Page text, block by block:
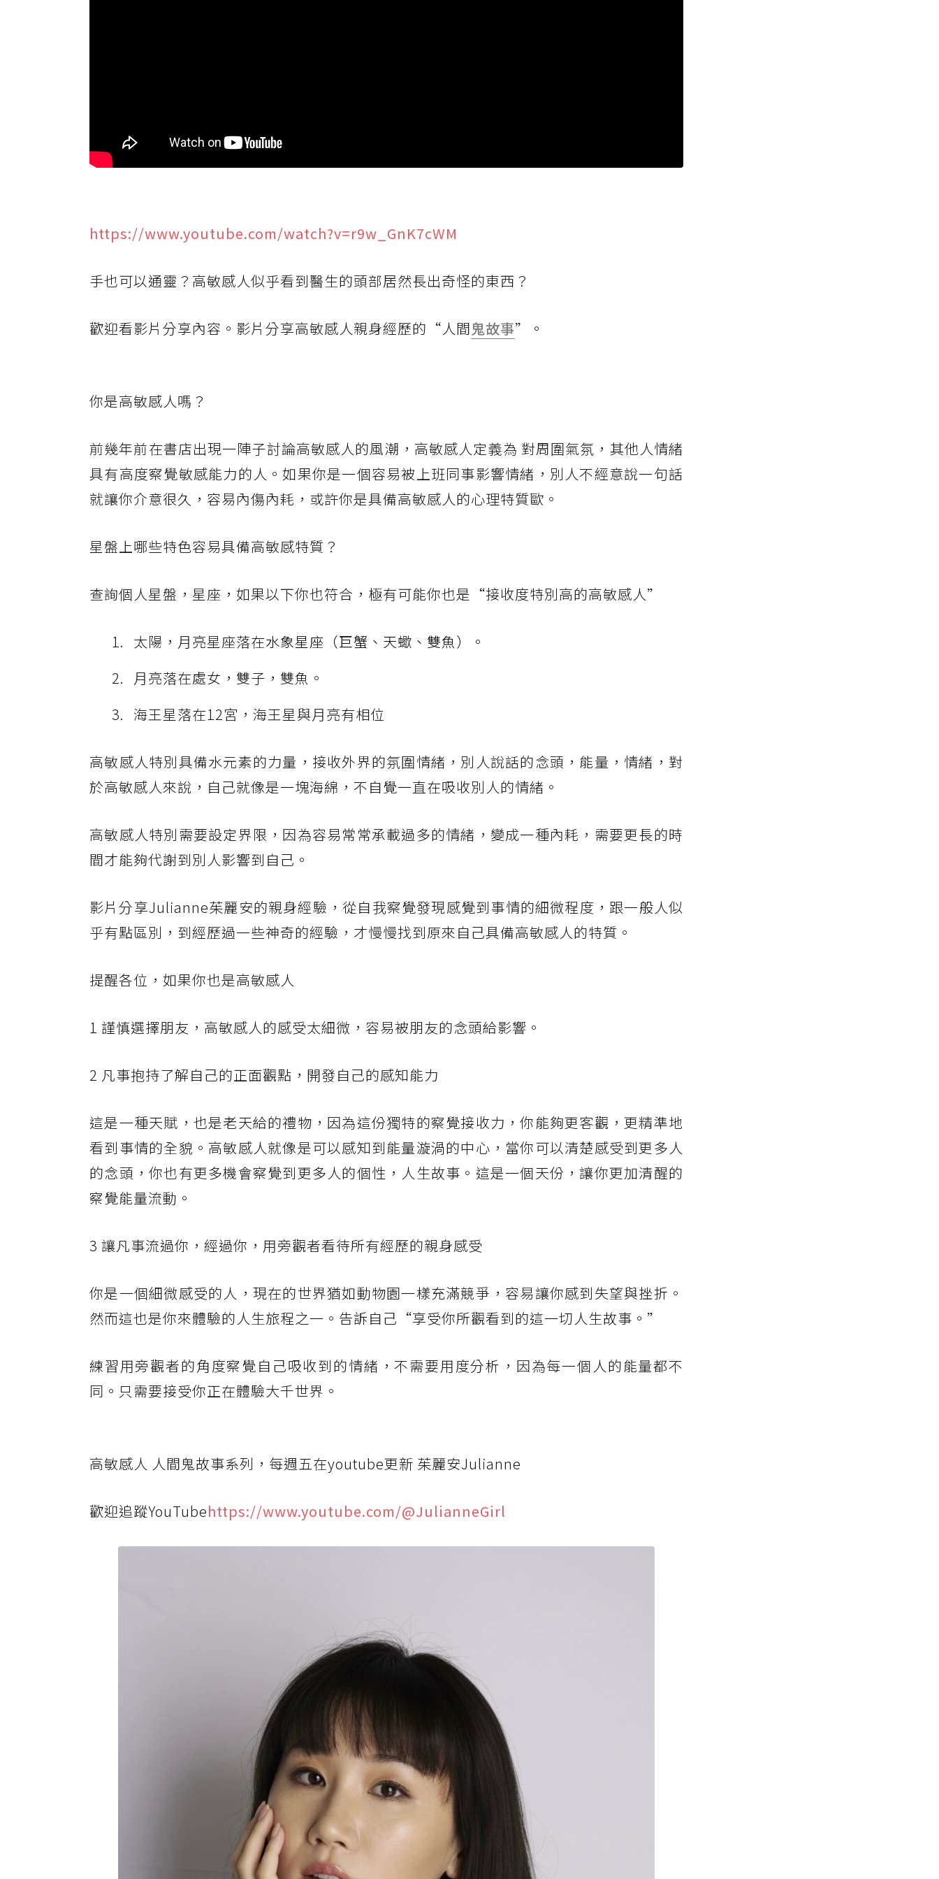
https://www.youtube.com/watch?v=r9w_GnK7cWM
手也可以通靈？高敏感人似乎看到醫生的頭部居然長出奇怪的東西？
歡迎看影片分享內容。影片分享高敏感人親身經歷的“人間鬼故事”。
你是高敏感人嗎？
前幾年前在書店出現一陣子討論高敏感人的風潮，高敏感人定義為 對周圍氣氛，其他人情緒
具有高度察覺敏感能力的人。如果你是一個容易被上班同事影響情緒，別人不經意說一句話
就讓你介意很久，容易內傷內耗，或許你是具備高敏感人的心理特質歐。
星盤上哪些特色容易具備高敏感特質？
查詢個人星盤，星座，如果以下你也符合，極有可能你也是“接收度特別高的高敏感人”
太陽，月亮星座落在水象星座（巨蟹、天蠍、雙魚）
。
月亮落在處女，雙子，雙魚。
海王星落在12宮，海王星與月亮有相位
高敏感人特別具備水元素的力量，接收外界的氛圍情緒，別人說話的念頭，能量，情緒，對
於高敏感人來說，自己就像是一塊海綿，不自覺一直在吸收別人的情緒。
高敏感人特別需要設定界限，因為容易常常承載過多的情緒，變成一種內耗，需要更長的時
間才能夠代謝到別人影響到自己。
影片分享Julianne茱麗安的親身經驗，從自我察覺發現感覺到事情的細微程度，跟一般人似
乎有點區別，到經歷過一些神奇的經驗，才慢慢找到原來自己具備高敏感人的特質。
提醒各位，如果你也是高敏感人
1 謹慎選擇朋友，高敏感人的感受太細微，容易被朋友的念頭給影響。
2 凡事抱持了解自己的正面觀點，開發自己的感知能力
這是一種天賦，也是老天給的禮物，因為這份獨特的察覺接收力，你能夠更客觀，更精準地
看到事情的全貌。高敏感人就像是可以感知到能量漩渦的中心，當你可以清楚感受到更多人
的念頭，你也有更多機會察覺到更多人的個性，人生故事。這是一個天份，讓你更加清醒的
察覺能量流動。
3 讓凡事流過你，經過你，用旁觀者看待所有經歷的親身感受
你是一個細微感受的人，現在的世界猶如動物園一樣充滿競爭，容易讓你感到失望與挫折。
然而這也是你來體驗的人生旅程之一。告訴自己“享受你所觀看到的這一切人生故事。”
練習用旁觀者的角度察覺自己吸收到的情緒，不需要用度分析，因為每一個人的能量都不
同。只需要接受你正在體驗大千世界。
高敏感人 人間鬼故事系列，每週五在youtube更新 茱麗安Julianne
歡迎追蹤YouTubehttps://www.youtube.com/@JulianneGirl